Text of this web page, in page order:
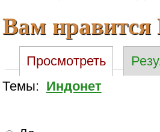
Вам нравится
Просмотреть
Темы: Индонет